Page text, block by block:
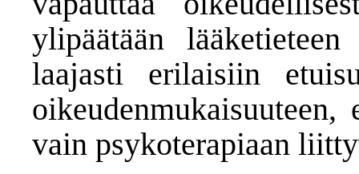
ylipäätään
laajasti erilaisiin
vain psykoterapiaan